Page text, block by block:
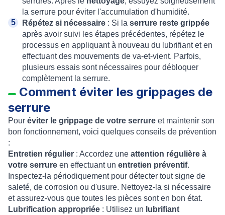
la serrure pour éviter l'accumulation d'humidité.
Répétez si nécessaire : Si la serrure reste grippée
après avoir suivi les étapes précédentes, répétez le
processus en appliquant à nouveau du lubrifiant et en
effectuant des mouvements de va-et-vient. Parfois,
plusieurs essais sont nécessaires pour débloquer
complètement la serrure.
Comment éviter les grippages de
serrure
Pour éviter le grippage de votre serrure et maintenir son
bon fonctionnement, voici quelques conseils de prévention
:
Entretien régulier : Accordez une attention régulière à
votre serrure en effectuant un entretien préventif.
Inspectez-la périodiquement pour détecter tout signe de
saleté, de corrosion ou d'usure. Nettoyez-la si nécessaire
et assurez-vous que toutes les pièces sont en bon état.
Lubrification appropriée : Utilisez un lubrifiant